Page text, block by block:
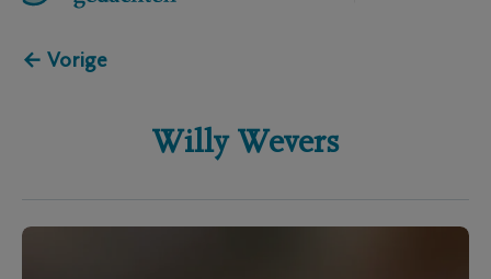
← Vorige
Willy Wevers